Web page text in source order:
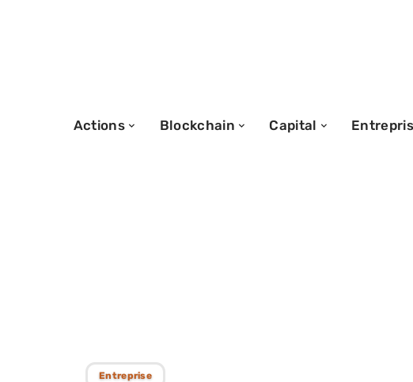
Actions Blockchain Capital
Entreprise